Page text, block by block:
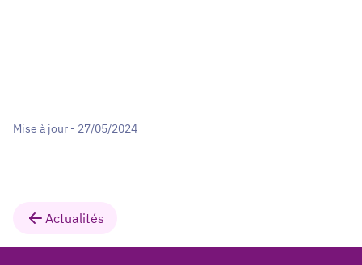
Mise à jour - 27/05/2024
Actualités